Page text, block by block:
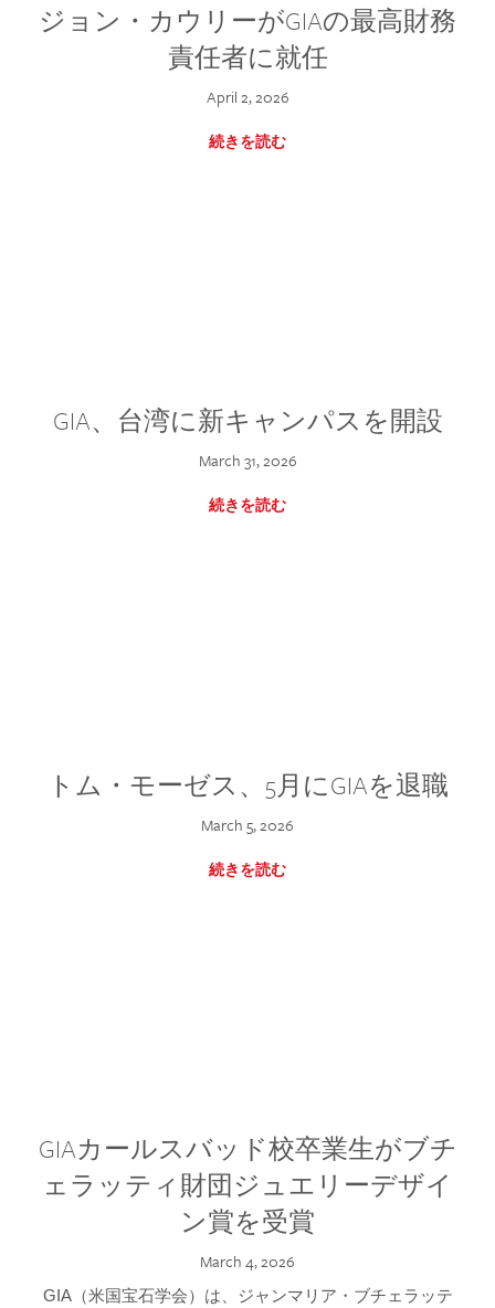
ジョン・カウリーがGIAの最高財務
責任者に就任
April 2, 2026
続きを読む
GIA、台湾に新キャンパスを開設
March 31, 2026
続きを読む
トム・モーゼス、5月にGIAを退職
March 5, 2026
続きを読む
GIAカールスバッド校卒業生がブチ
ェラッティ財団ジュエリーデザイ
ン賞を受賞
March 4, 2026
GIA（米国宝石学会）は、ジャンマリア・ブチェラッテ